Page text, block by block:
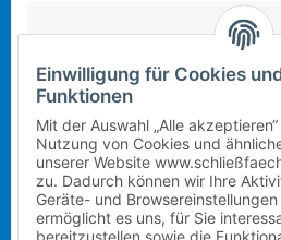
In dieser Schule stehen derzeit
zur Verfügung. Bitte kontaktieren
aninfo@mietra.de.
Mietbeginn wählen
Klasse wählen
Bitte wählen Sie die korrekte
kommenden Schuljahr.
Einwilligung für Cookies
Funktionen
Mit der Auswahl „Alle
Nutzung von Cookies und
unserer Website
zu. Dadurch können wir Ihre
Geräte- und
ermöglicht es uns, für Sie